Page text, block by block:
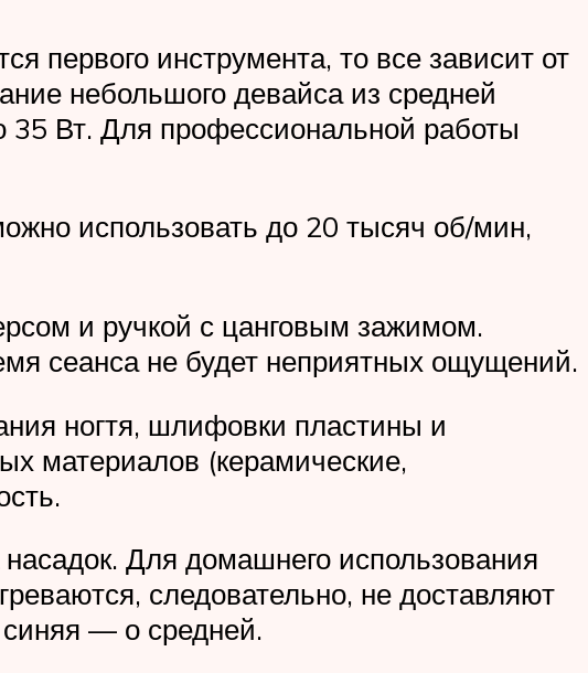
первого инструмента, то все зависит от
небольшого девайса из средней
Вт. Для профессиональной работы
использовать до 20 тысяч об/мин,
и ручкой с цанговым зажимом.
сеанса не будет неприятных ощущений.
ногтя, шлифовки пластины и
материалов (керамические,
Для домашнего использования
следовательно, не доставляют
— о средней.